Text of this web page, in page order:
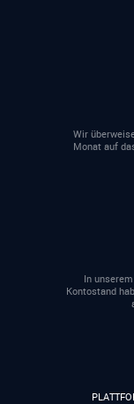
Wir
Monat auf
In
Kontostand